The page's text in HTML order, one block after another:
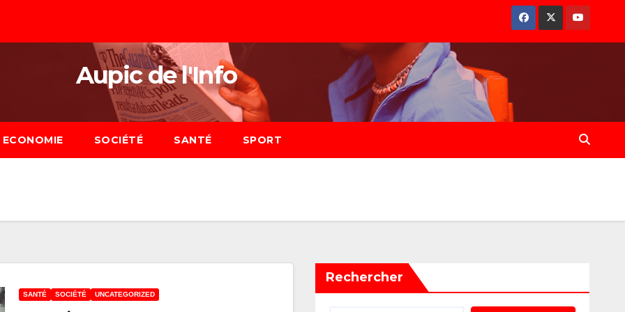
Aupic de l'Info
ECONOMIE SOCIÉTÉ SANTÉ SPORT
SANTÉ SOCIÉTÉ UNCATEGORIZED
Rechercher